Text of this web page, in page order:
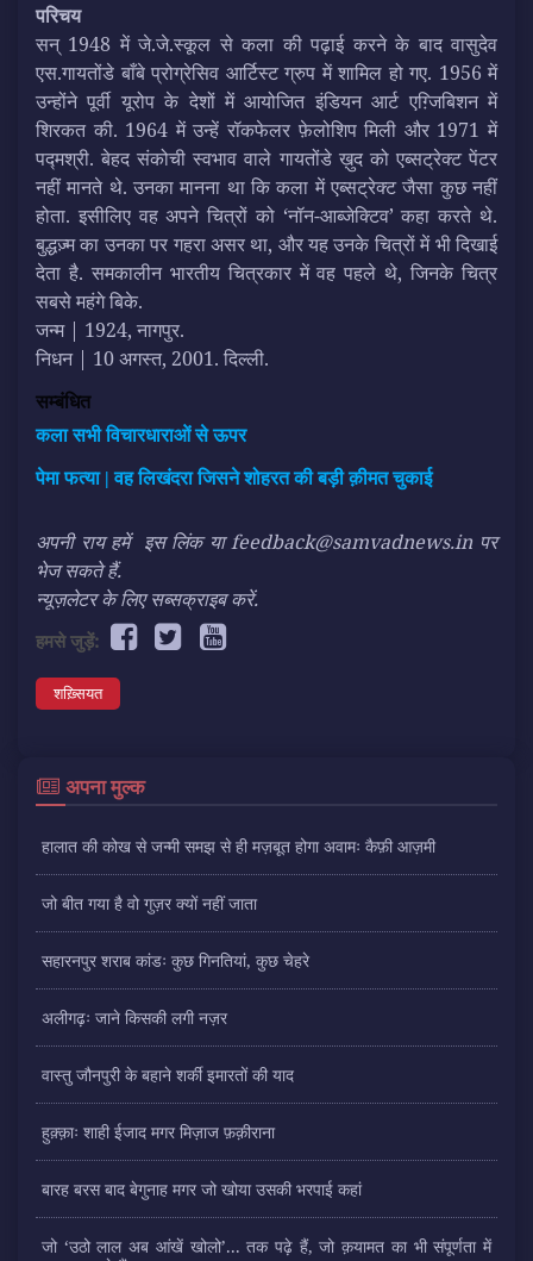
परिचय
सन् 1948 में जे.जे.स्कूल से कला की पढ़ाई करने के बाद वासुदेव
एस.गायतोंडे बाँबे प्रोग्रेसिव आर्टिस्ट ग्रुप में शामिल हो गए. 1956 में
उन्होंने पूर्वी यूरोप के देशों में आयोजित इंडियन आर्ट एग़्जिबिशन में
शिरकत की. 1964 में उन्हें रॉकफेलर फ़ेलोशिप मिली और 1971 में
पद्मश्री. बेहद संकोची स्वभाव वाले गायतोंडे ख़ुद को एब्सट्रेक्ट पेंटर
नहीं मानते थे. उनका मानना था कि कला में एब्सट्रेक्ट जैसा कुछ नहीं
होता. इसीलिए वह अपने चित्रों को ‘नॉन-आब्जेक्टिव’ कहा करते थे.
बुद्धज़्म का उनका पर गहरा असर था, और यह उनके चित्रों में भी दिखाई
देता है. समकालीन भारतीय चित्रकार में वह पहले थे, जिनके चित्र
सबसे महंगे बिके.
जन्म | 1924, नागपुर.
निधन | 10 अगस्त, 2001. दिल्ली.
सम्बंधित
कला सभी विचारधाराओं से ऊपर
पेमा फत्या | वह लिखंदरा जिसने शोहरत की बड़ी क़ीमत चुकाई
अपनी राय हमें इस लिंक या feedback@samvadnews.in पर
भेज सकते हैं.
न्यूज़लेटर के लिए सब्सक्राइब करें.
हमसे जुड़ें:
शख़्सियत
अपना मुल्क
हालात की कोख से जन्मी समझ से ही मज़बूत होगा अवामः कैफ़ी आज़मी
जो बीत गया है वो गुज़र क्यों नहीं जाता
सहारनपुर शराब कांडः कुछ गिनतियां, कुछ चेहरे
अलीगढ़ः जाने किसकी लगी नज़र
वास्तु जौनपुरी के बहाने शर्की इमारतों की याद
हुक़्क़ाः शाही ईजाद मगर मिज़ाज फ़क़ीराना
बारह बरस बाद बेगुनाह मगर जो खोया उसकी भरपाई कहां
जो ‘उठो लाल अब आंखें खोलो’... तक पढ़े हैं, जो क़यामत का भी संपूर्णता में